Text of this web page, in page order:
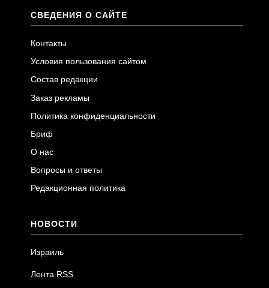
СВЕДЕНИЯ О САЙТЕ
Контакты
Условия пользования сайтом
Состав редакции
Заказ рекламы
Политика конфиденциальности
Бриф
О нас
Вопросы и ответы
Редакционная политика
НОВОСТИ
Израиль
Лента RSS